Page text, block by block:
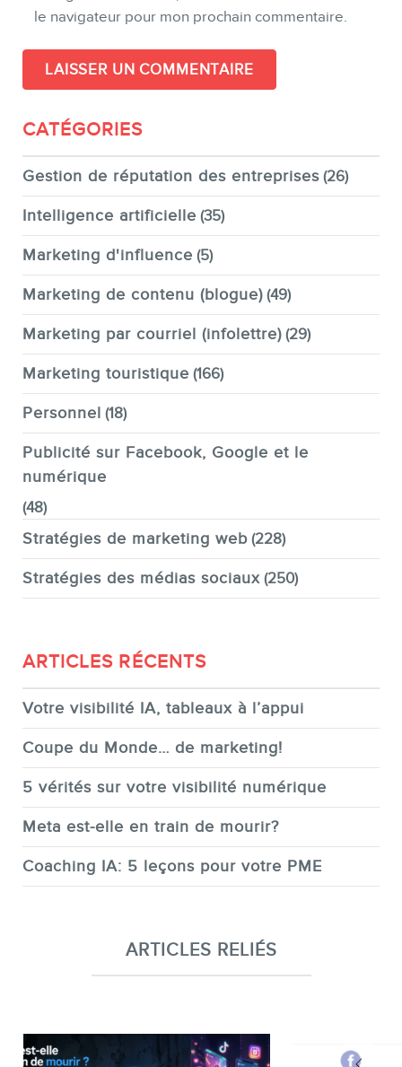
le navigateur pour mon prochain commentaire.
CATÉGORIES
Gestion de réputation des entreprises (26)
Intelligence artificielle (35)
Marketing d'influence (5)
Marketing de contenu (blogue) (49)
Marketing par courriel (infolettre) (29)
Marketing touristique (166)
Personnel (18)
Publicité sur Facebook, Google et le
numérique
(48)
Stratégies de marketing web (228)
Stratégies des médias sociaux (250)
ARTICLES RÉCENTS
Votre visibilité IA, tableaux à l’appui
Coupe du Monde… de marketing!
5 vérités sur votre visibilité numérique
Meta est-elle en train de mourir?
Coaching IA: 5 leçons pour votre PME
ARTICLES RELIÉS